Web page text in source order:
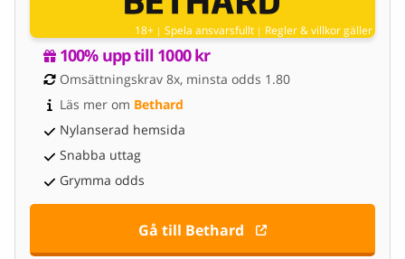
18+ | Spela ansvarsfullt | Regler & villkor gäller
100% upp till 1000 kr
Omsättningskrav 8x, minsta odds 1.80
Läs mer om Bethard
Nylanserad hemsida
Snabba uttag
Grymma odds
Gå till Bethard